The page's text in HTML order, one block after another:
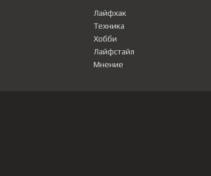
Лайфхак
Техника
Хобби
Лайфстайл
Мнение